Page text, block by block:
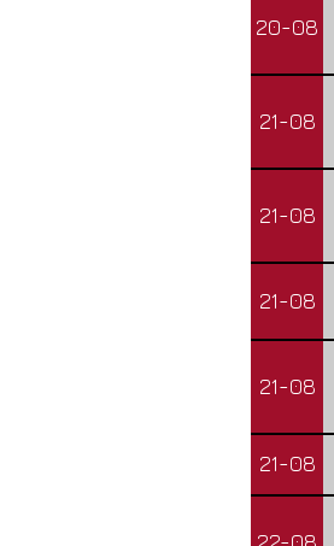
20-08
21-08
21-08
21-08
21-08
21-08